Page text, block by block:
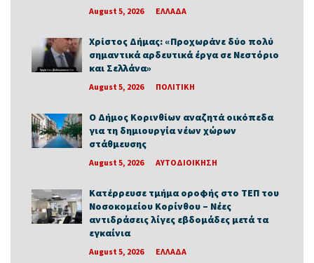
August 5, 2026 ΕΛΛΑΔΑ
Χρίστος Δήμας: «Προχωράνε δύο πολύ
σημαντικά αρδευτικά έργα σε Νεστόριο
και Σελλάνα»
August 5, 2026 ΠΟΛΙΤΙΚΗ
Ο Δήμος Κορινθίων αναζητά οικόπεδα
για τη δημιουργία νέων χώρων
στάθμευσης
August 5, 2026 ΑΥΤΟΔΙΟΙΚΗΣΗ
Κατέρρευσε τμήμα οροφής στο ΤΕΠ του
Νοσοκομείου Κορίνθου – Νέες
αντιδράσεις λίγες εβδομάδες μετά τα
εγκαίνια
August 5, 2026 ΕΛΛΑΔΑ